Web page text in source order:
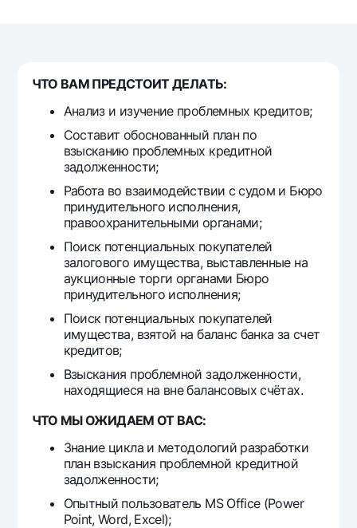
Gold deposit
Gold Bullion by NBU
Silver deposit
Salary
Garmin pay
Promotions
Mobile application Milliy
FAQ
Ищите по сайту
Search
Helpful links
Press Center
Offices and ATMs
Consent for processing personal data
Follow us on social networks
Contact center
+998 78 148-00-101344
ЧТО ВАМ ПРЕДСТОИТ ДЕЛАТЬ:
Анализ и изучение проблемных кредитов;
Составит обоснованный план по
взысканию проблемных кредитной
задолженности;
Работа во взаимодействии с судом и Бюро
принудительного исполнения,
правоохранительными органами;
Поиск потенциальных покупателей
залогового имущества, выставленные на
аукционные торги органами Бюро
принудительного исполнения;
Поиск потенциальных покупателей
имущества, взятой на баланс банка за счет
кредитов;
Взыскания проблемной задолженности,
находящиеся на вне балансовых счётах.
ЧТО МЫ ОЖИДАЕМ ОТ ВАС:
Знание цикла и методологий разработки
план взыскания проблемной кредитной
задолженности;
Опытный пользователь MS Office (Power
Point, Word, Excel);